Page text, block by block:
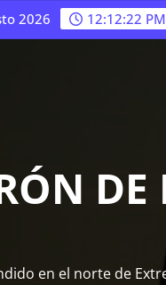
2026 12:12:23 PM
DE
en el norte de